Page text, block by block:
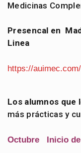
Medicinas
Presencal en
Linea
https://
Los alumnos que
más prácticas y
Octubre Inicio de